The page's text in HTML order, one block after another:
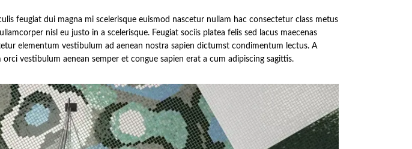
feugiat dui magna mi scelerisque euismod nascetur nullam hac consectetur class metus
nisl eu justo in a scelerisque. Feugiat sociis platea felis sed lacus maecenas
elementum vestibulum ad aenean nostra sapien dictumst condimentum lectus. A
orci vestibulum aenean semper et congue sapien erat a cum adipiscing sagittis.